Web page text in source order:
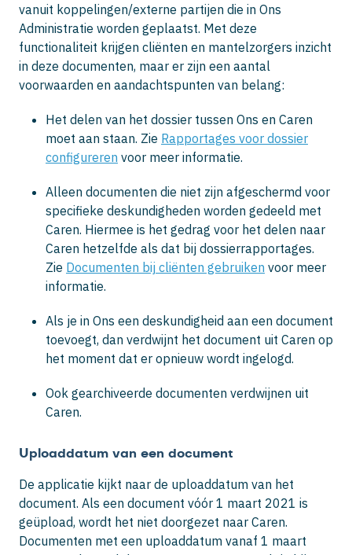
vanuit koppelingen/externe partijen die in Ons
Administratie worden geplaatst. Met deze
functionaliteit krijgen cliënten en mantelzorgers inzicht
in deze documenten, maar er zijn een aantal
voorwaarden en aandachtspunten van belang:
Het delen van het dossier tussen Ons en Caren
moet aan staan. Zie Rapportages voor dossier
configureren voor meer informatie.
Alleen documenten die niet zijn afgeschermd voor
specifieke deskundigheden worden gedeeld met
Caren. Hiermee is het gedrag voor het delen naar
Caren hetzelfde als dat bij dossierrapportages.
Zie Documenten bij cliënten gebruiken voor meer
informatie.
Als je in Ons een deskundigheid aan een document
toevoegt, dan verdwijnt het document uit Caren op
het moment dat er opnieuw wordt ingelogd.
Ook gearchiveerde documenten verdwijnen uit
Caren.
Uploaddatum van een document
De applicatie kijkt naar de uploaddatum van het
document. Als een document vóór 1 maart 2021 is
geüpload, wordt het niet doorgezet naar Caren.
Documenten met een uploaddatum vanaf 1 maart